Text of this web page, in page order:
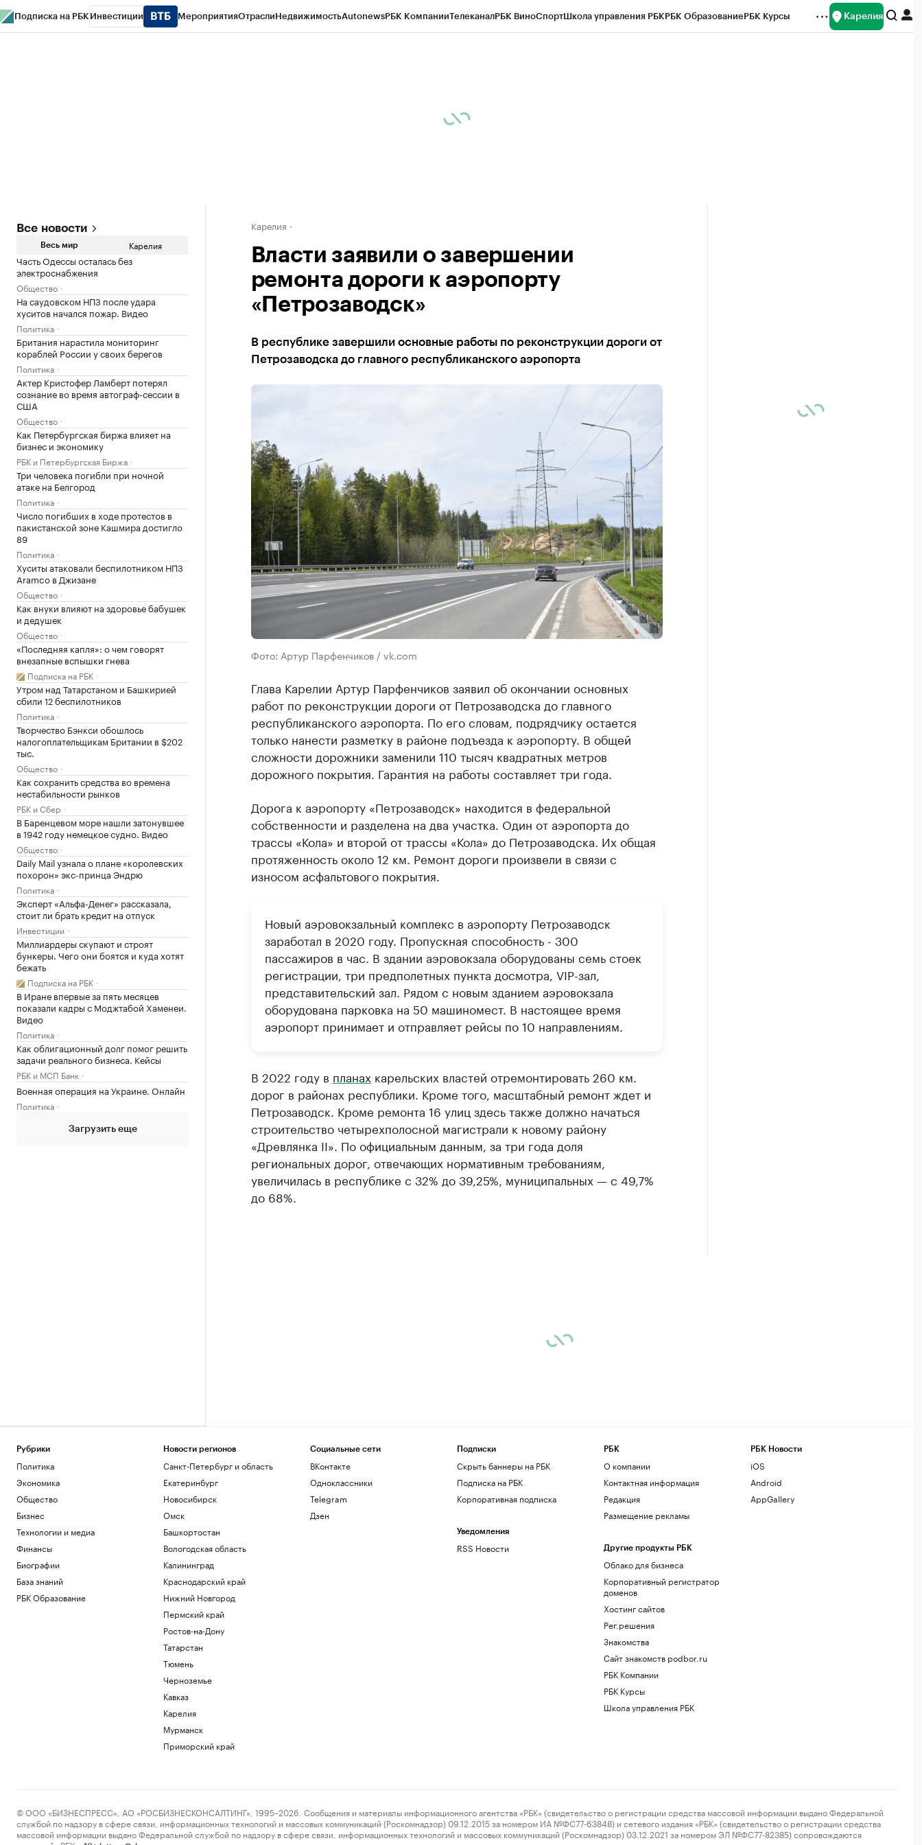
Подписка на РБК Инвестиции МероприятияОтраслиНедвижимостьAutonewsРБК КомпанииТелеканалРБК ВиноСпортШкола управления РБКРБК ОбразованиеРБК Курсы Карелия
Все новости
Весь мир Карелия
Часть Одессы осталась без
электроснабжения
Общество
На саудовском НПЗ после удара
хуситов начался пожар. Видео
Политика
Британия нарастила мониторинг
кораблей России у своих берегов
Политика
Актер Кристофер Ламберт потерял
сознание во время автограф-сессии в
США
Общество
Как Петербургская биржа влияет на
бизнес и экономику
РБК и Петербургская Биржа
Три человека погибли при ночной
атаке на Белгород
Политика
Число погибших в ходе протестов в
пакистанской зоне Кашмира достигло
89
Политика
Хуситы атаковали беспилотником НПЗ
Aramco в Джизане
Общество
Как внуки влияют на здоровье бабушек
и дедушек
Общество
«Последняя капля»: о чем говорят
внезапные вспышки гнева
Подписка на РБК
Утром над Татарстаном и Башкирией
сбили 12 беспилотников
Политика
Творчество Бэнкси обошлось
налогоплательщикам Британии в $202
тыс.
Общество
Как сохранить средства во времена
нестабильности рынков
РБК и Сбер
В Баренцевом море нашли затонувшее
в 1942 году немецкое судно. Видео
Общество
Daily Mail узнала о плане «королевских
похорон» экс-принца Эндрю
Политика
Эксперт «Альфа-Денег» рассказала,
стоит ли брать кредит на отпуск
Инвестиции
Миллиардеры скупают и строят
бункеры. Чего они боятся и куда хотят
бежать
Подписка на РБК
В Иране впервые за пять месяцев
показали кадры с Моджтабой Хаменеи.
Видео
Политика
Как облигационный долг помог решить
задачи реального бизнеса. Кейсы
РБК и МСП Банк
Военная операция на Украине. Онлайн
Политика
Загрузить еще
Карелия
Власти заявили о завершении
ремонта дороги к аэропорту
«Петрозаводск»
В республике завершили основные работы по реконструкции дороги от
Петрозаводска до главного республиканского аэропорта
Фото: Артур Парфенчиков / vk.com
Глава Карелии Артур Парфенчиков заявил об окончании основных
работ по реконструкции дороги от Петрозаводска до главного
республиканского аэропорта. По его словам, подрядчику остается
только нанести разметку в районе подъезда к аэропорту. В общей
сложности дорожники заменили 110 тысяч квадратных метров
дорожного покрытия. Гарантия на работы составляет три года.
Дорога к аэропорту «Петрозаводск» находится в федеральной
собственности и разделена на два участка. Один от аэропорта до
трассы «Кола» и второй от трассы «Кола» до Петрозаводска. Их общая
протяженность около 12 км. Ремонт дороги произвели в связи с
износом асфальтового покрытия.
Новый аэровокзальный комплекс в аэропорту Петрозаводск
заработал в 2020 году. Пропускная способность - 300
пассажиров в час. В здании аэровокзала оборудованы семь стоек
регистрации, три предполетных пункта досмотра, VIP-зал,
представительский зал. Рядом с новым зданием аэровокзала
оборудована парковка на 50 машиномест. В настоящее время
аэропорт принимает и отправляет рейсы по 10 направлениям.
В 2022 году в планах карельских властей отремонтировать 260 км.
дорог в районах республики. Кроме того, масштабный ремонт ждет и
Петрозаводск. Кроме ремонта 16 улиц здесь также должно начаться
строительство четырехполосной магистрали к новому району
«Древлянка II». По официальным данным, за три года доля
региональных дорог, отвечающих нормативным требованиям,
увеличилась в республике с 32% до 39,25%, муниципальных — с 49,7%
до 68%.
Рубрики
Политика
Экономика
Общество
Бизнес
Технологии и медиа
Финансы
Биографии
База знаний
РБК Образование
Новости регионов
Санкт-Петербург и область
Екатеринбург
Новосибирск
Омск
Башкортостан
Вологодская область
Калининград
Краснодарский край
Нижний Новгород
Пермский край
Ростов-на-Дону
Татарстан
Тюмень
Черноземье
Кавказ
Карелия
Мурманск
Приморский край
Социальные сети
ВКонтакте
Одноклассники
Telegram
Дзен
Подписки
Скрыть баннеры на РБК
Подписка на РБК
Корпоративная подписка
Уведомления
RSS Новости
РБК
О компании
Контактная информация
Редакция
Размещение рекламы
Другие продукты РБК
Облако для бизнеса
Корпоративный регистратор
доменов
Хостинг сайтов
Рег.решения
Знакомства
Сайт знакомств podbor.ru
РБК Компании
РБК Курсы
Школа управления РБК
РБК Новости
iOS
Android
AppGallery
© ООО «БИЗНЕСПРЕСС», АО «РОСБИЗНЕСКОНСАЛТИНГ», 1995–2026. Сообщения и материалы информационного агентства «РБК» (свидетельство о регистрации средства массовой информации выдано Федеральной
службой по надзору в сфере связи, информационных технологий и массовых коммуникаций (Роскомнадзор) 09.12.2015 за номером ИА №ФС77-63848) и сетевого издания «РБК» (свидетельство о регистрации средства
массовой информации выдано Федеральной службой по надзору в сфере связи, информационных технологий и массовых коммуникаций (Роскомнадзор) 03.12.2021 за номером ЭЛ №ФС77-82385) сопровождаются